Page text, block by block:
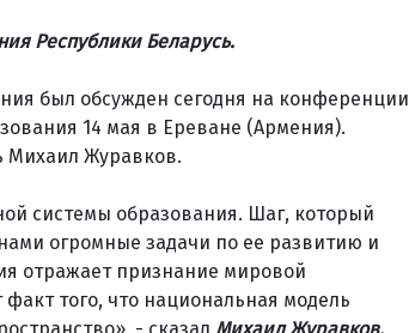
Республики Беларусь.
был обсужден сегодня на конференции
14 мая в Ереване (Армения).
Михаил Журавков.
системы образования. Шаг, который
огромные задачи по ее развитию и
отражает признание мировой
того, что национальная модель